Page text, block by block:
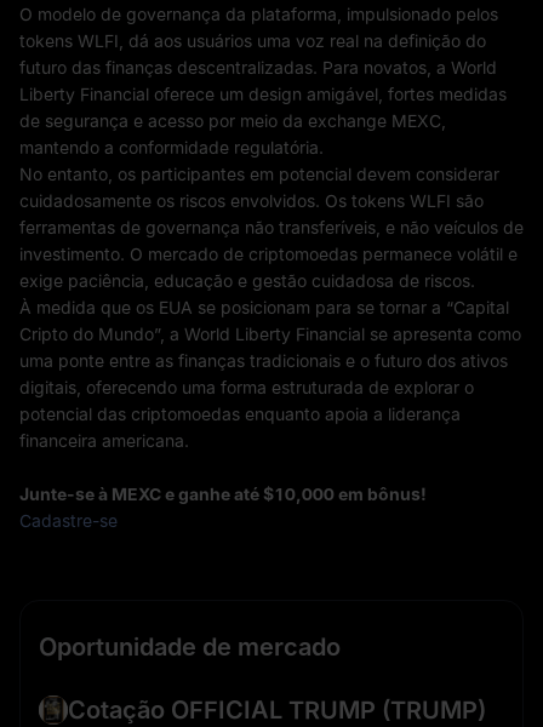
O modelo de governança da plataforma, impulsionado pelos
tokens WLFI, dá aos usuários uma voz real na definição do
futuro das finanças descentralizadas. Para novatos, a World
Liberty Financial oferece um design amigável, fortes medidas
de segurança e acesso por meio da exchange MEXC,
mantendo a conformidade regulatória.
No entanto, os participantes em potencial devem considerar
cuidadosamente os riscos envolvidos. Os tokens WLFI são
ferramentas de governança não transferíveis, e não veículos de
investimento. O mercado de criptomoedas permanece volátil e
exige paciência, educação e gestão cuidadosa de riscos.
À medida que os EUA se posicionam para se tornar a “Capital
Cripto do Mundo”, a World Liberty Financial se apresenta como
uma ponte entre as finanças tradicionais e o futuro dos ativos
digitais, oferecendo uma forma estruturada de explorar o
potencial das criptomoedas enquanto apoia a liderança
financeira americana.
Junte-se à MEXC e ganhe até $10,000 em bônus!
Cadastre-se
Oportunidade de mercado
Cotação OFFICIAL TRUMP (TRUMP)